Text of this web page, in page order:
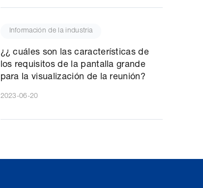
Información de la industria
¿¿ cuáles son las características de
los requisitos de la pantalla grande
para la visualización de la reunión?
2023-06-20